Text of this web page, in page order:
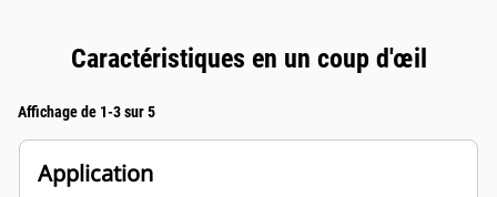
Caractéristiques en un coup d'œil
Affichage de 1-3 sur 5
Application